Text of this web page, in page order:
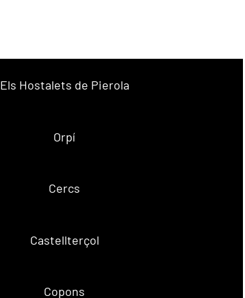
Els Hostalets de Pierola
Orpí
Cercs
Castellterçol
Copons